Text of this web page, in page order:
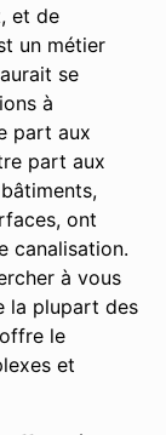
et de
un métier
se
à
part aux
part aux
ont
canalisation.
à vous
la plupart des
le
et